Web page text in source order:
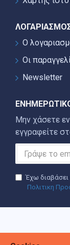
Ο
Οι
Newsletter
Μην χάσετε
εγγραφείτε
Έχω διαβάσει
Πολιτικη